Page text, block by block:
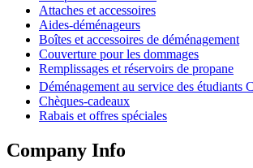
Attaches et accessoires
Aides-déménageurs
Boîtes et accessoires de déménagement
Couverture pour les dommages
Remplissages et réservoirs de propane
Déménagement au service des étudiants
Chèques-cadeaux
Rabais et offres spéciales
Company Info